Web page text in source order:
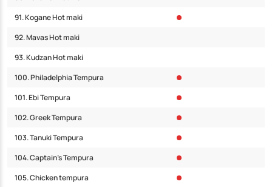
91. Kogane Hot maki
92. Mavas Hot maki
93. Kudzan Hot maki
100. Philadelphia Tempura
101. Ebi Tempura
102. Greek Tempura
103. Tanuki Tempura
104. Captain’s Tempura
105. Chicken tempura